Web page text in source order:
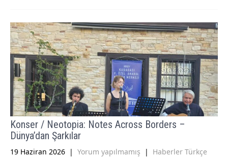
Konser / Neotopia: Notes Across Borders –
Dünya’dan Şarkılar
19 Haziran 2026 | Yorum yapılmamış | Haberler Türkçe